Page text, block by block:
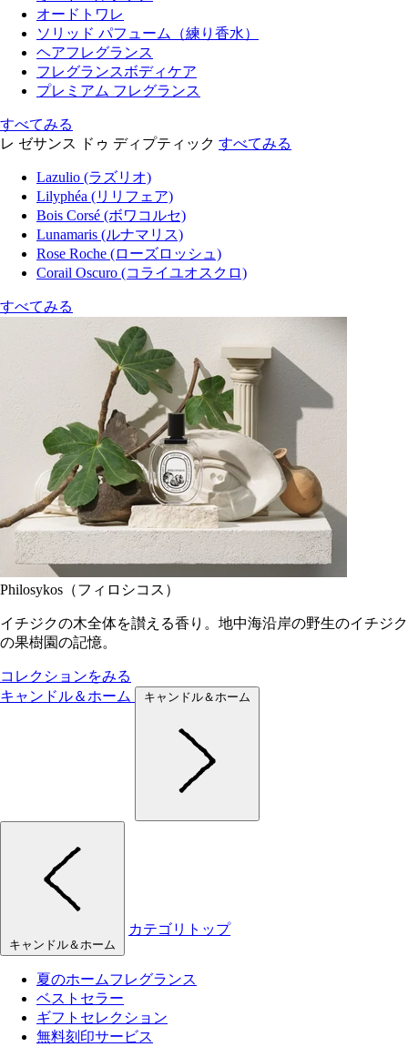
オードトワレ
ソリッド パフューム（練り香水）
ヘアフレグランス
フレグランスボディケア
プレミアム フレグランス
すべてみる
レ ゼサンス ドゥ ディプティック すべてみる
Lazulio (ラズリオ)
Lilyphéa (リリフェア)
Bois Corsé (ボワコルセ)
Lunamaris (ルナマリス)
Rose Roche (ローズロッシュ)
Corail Oscuro (コライユオスクロ)
すべてみる
Philosykos（フィロシコス）
イチジクの木全体を讃える香り。地中海沿岸の野生のイチジク
の果樹園の記憶。
コレクションをみる
キャンドル＆ホーム
キャンドル＆ホーム
キャンドル＆ホーム
カテゴリトップ
夏のホームフレグランス
ベストセラー
ギフトセレクション
無料刻印サービス